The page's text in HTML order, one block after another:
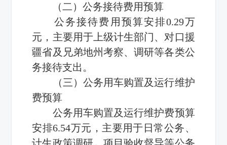
（二）公务接待费用预算
公务接待费用预算安排0.29万
元，主要用于上级计生部门、对口援
疆省及兄弟地州考察、调研等各类公
务接待支出。
（三）公务用车购置及运行维护
费预算
公务用车购置及运行维护费预算
安排6.54万元，主要用于日常公务、